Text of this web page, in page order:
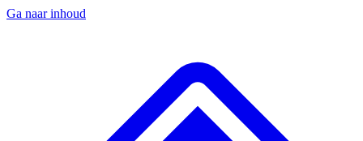
Ga naar inhoud